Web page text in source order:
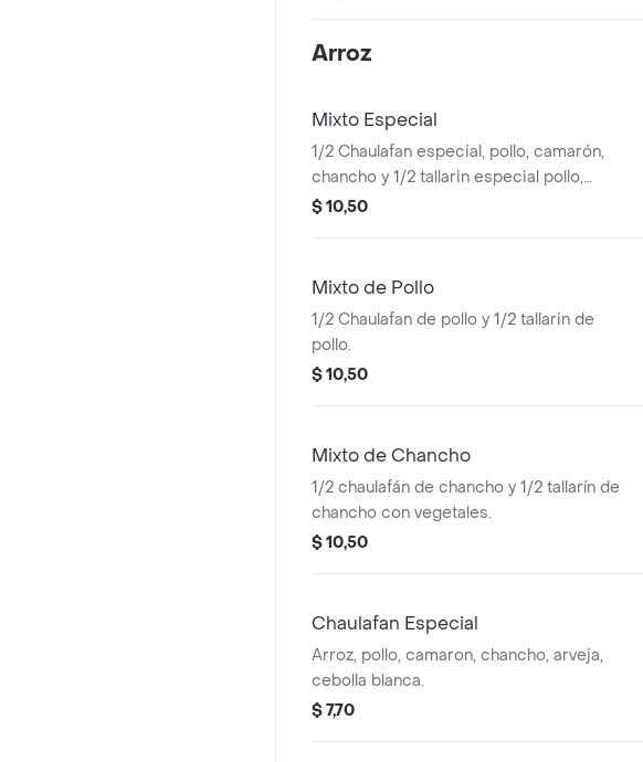
Arroz
Mixto Especial
1/2 Chaulafan especial, pollo, camarón,
chancho y 1/2 tallarin especial pollo,
camarón, verduras.
$ 10,50
Mixto de Pollo
1/2 Chaulafan de pollo y 1/2 tallarin de
pollo.
$ 10,50
Mixto de Chancho
1/2 chaulafán de chancho y 1/2 tallarín de
chancho con vegetales.
$ 10,50
Chaulafan Especial
Arroz, pollo, camaron, chancho, arveja,
cebolla blanca.
$ 7,70